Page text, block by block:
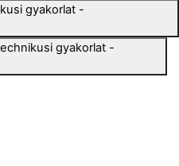
gyakorlat -
gyakorlat -